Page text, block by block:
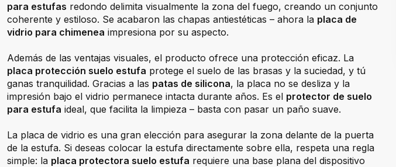
para estufas redondo delimita visualmente la zona del fuego, creando un conjunto
coherente y estiloso. Se acabaron las chapas antiestéticas – ahora la placa de
vidrio para chimenea impresiona por su aspecto.
Además de las ventajas visuales, el producto ofrece una protección eficaz. La
placa protección suelo estufa protege el suelo de las brasas y la suciedad, y tú
ganas tranquilidad. Gracias a las patas de silicona, la placa no se desliza y la
impresión bajo el vidrio permanece intacta durante años. Es el protector de suelo
para estufa ideal, que facilita la limpieza – basta con pasar un paño suave.
La placa de vidrio es una gran elección para asegurar la zona delante de la puerta
de la estufa. Si deseas colocar la estufa directamente sobre ella, respeta una regla
simple: la placa protectora suelo estufa requiere una base plana del dispositivo